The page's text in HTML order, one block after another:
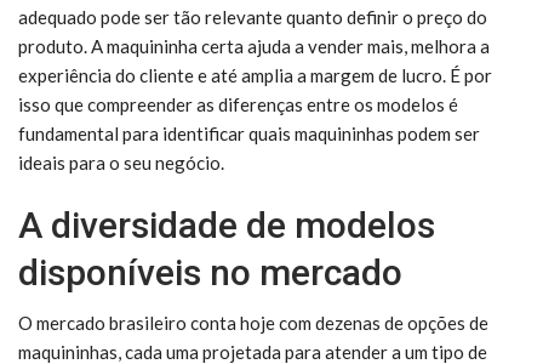
adequado pode ser tão relevante quanto definir o preço do
produto. A maquininha certa ajuda a vender mais, melhora a
experiência do cliente e até amplia a margem de lucro. É por
isso que compreender as diferenças entre os modelos é
fundamental para identificar quais maquininhas podem ser
ideais para o seu negócio.
A diversidade de modelos
disponíveis no mercado
O mercado brasileiro conta hoje com dezenas de opções de
maquininhas, cada uma projetada para atender a um tipo de